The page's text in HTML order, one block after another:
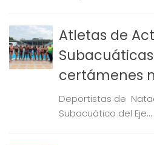
Atletas de
certámenes
Deportistas de
Subacuático del Eje...